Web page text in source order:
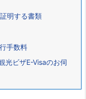
明する書類
手数料
光ビザE-Visaのお伺